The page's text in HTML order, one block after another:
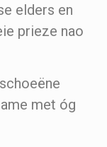
elders en
prieze nao
met óg